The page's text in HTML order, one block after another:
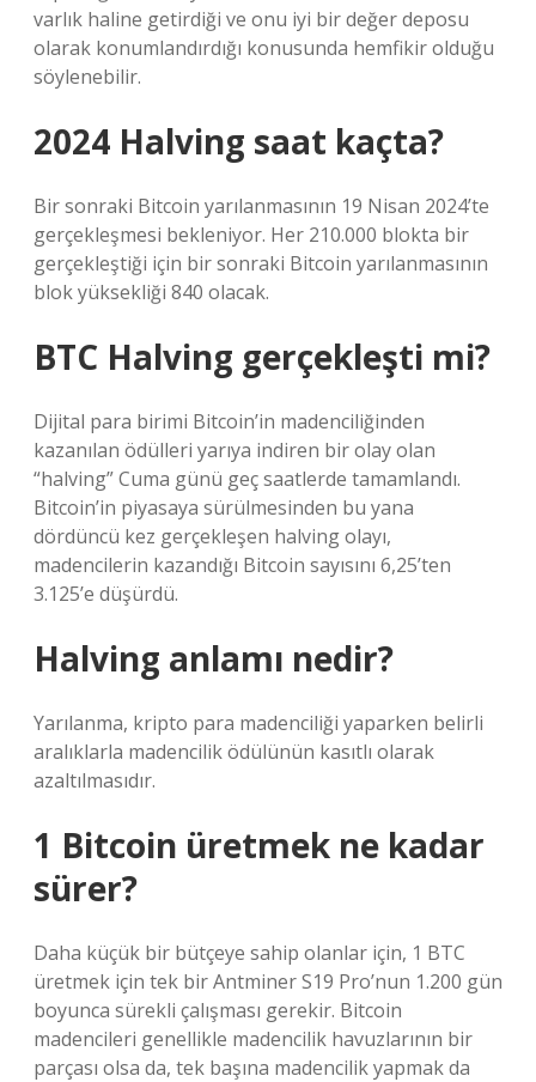
varlık haline getirdiği ve onu iyi bir değer deposu
olarak konumlandırdığı konusunda hemfikir olduğu
söylenebilir.
2024 Halving saat kaçta?
Bir sonraki Bitcoin yarılanmasının 19 Nisan 2024’te
gerçekleşmesi bekleniyor. Her 210.000 blokta bir
gerçekleştiği için bir sonraki Bitcoin yarılanmasının
blok yüksekliği 840 olacak.
BTC Halving gerçekleşti mi?
Dijital para birimi Bitcoin’in madenciliğinden
kazanılan ödülleri yarıya indiren bir olay olan
“halving” Cuma günü geç saatlerde tamamlandı.
Bitcoin’in piyasaya sürülmesinden bu yana
dördüncü kez gerçekleşen halving olayı,
madencilerin kazandığı Bitcoin sayısını 6,25’ten
3.125’e düşürdü.
Halving anlamı nedir?
Yarılanma, kripto para madenciliği yaparken belirli
aralıklarla madencilik ödülünün kasıtlı olarak
azaltılmasıdır.
1 Bitcoin üretmek ne kadar
sürer?
Daha küçük bir bütçeye sahip olanlar için, 1 BTC
üretmek için tek bir Antminer S19 Pro’nun 1.200 gün
boyunca sürekli çalışması gerekir. Bitcoin
madencileri genellikle madencilik havuzlarının bir
parçası olsa da, tek başına madencilik yapmak da